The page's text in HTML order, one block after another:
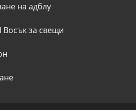
на адблу
I Восък за свещи